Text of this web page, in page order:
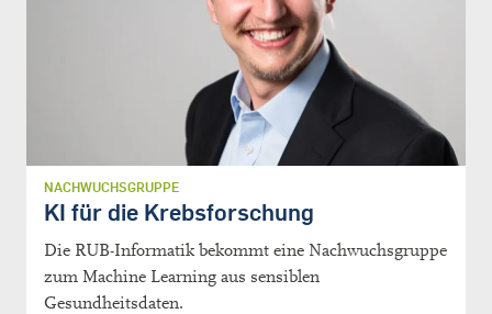
NACHWUCHSGRUPPE
KI für die Krebsforschung
Die RUB-Informatik bekommt eine Nachwuchsgruppe
zum Machine Learning aus sensiblen
Gesundheitsdaten.